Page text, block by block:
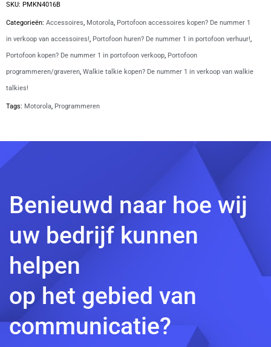
SKU: PMKN4016B
Categorieën: Accessoires, Motorola, Portofoon accessoires kopen? De nummer 1
in verkoop van accessoires!, Portofoon huren? De nummer 1 in portofoon verhuur!,
Portofoon kopen? De nummer 1 in portofoon verkoop, Portofoon
programmeren/graveren, Walkie talkie kopen? De nummer 1 in verkoop van walkie
talkies!
Tags: Motorola, Programmeren
Benieuwd naar hoe wij
uw bedrijf kunnen
helpen
op het gebied van
communicatie?